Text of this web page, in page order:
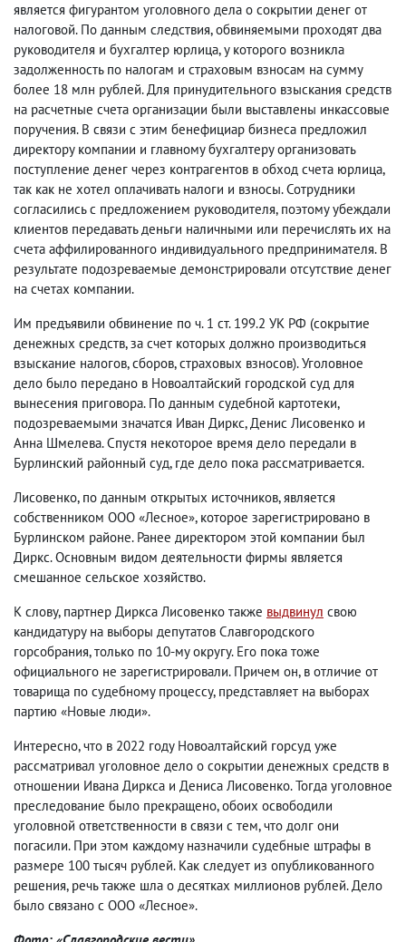
является фигурантом уголовного дела о сокрытии денег от
налоговой. По данным следствия, обвиняемыми проходят два
руководителя и бухгалтер юрлица, у которого возникла
задолженность по налогам и страховым взносам на сумму
более 18 млн рублей. Для принудительного взыскания средств
на расчетные счета организации были выставлены инкассовые
поручения. В связи с этим бенефициар бизнеса предложил
директору компании и главному бухгалтеру организовать
поступление денег через контрагентов в обход счета юрлица,
так как не хотел оплачивать налоги и взносы. Сотрудники
согласились с предложением руководителя, поэтому убеждали
клиентов передавать деньги наличными или перечислять их на
счета аффилированного индивидуального предпринимателя. В
результате подозреваемые демонстрировали отсутствие денег
на счетах компании.
Им предъявили обвинение по ч. 1 ст. 199.2 УК РФ (сокрытие
денежных средств, за счет которых должно производиться
взыскание налогов, сборов, страховых взносов). Уголовное
дело было передано в Новоалтайский городской суд для
вынесения приговора. По данным судебной картотеки,
подозреваемыми значатся Иван Диркс, Денис Лисовенко и
Анна Шмелева. Спустя некоторое время дело передали в
Бурлинский районный суд, где дело пока рассматривается.
Лисовенко, по данным открытых источников, является
собственником ООО «Лесное», которое зарегистрировано в
Бурлинском районе. Ранее директором этой компании был
Диркс. Основным видом деятельности фирмы является
смешанное сельское хозяйство.
К слову, партнер Диркса Лисовенко также выдвинул свою
кандидатуру на выборы депутатов Славгородского
горсобрания, только по 10-му округу. Его пока тоже
официального не зарегистрировали. Причем он, в отличие от
товарища по судебному процессу, представляет на выборах
партию «Новые люди».
Интересно, что в 2022 году Новоалтайский горсуд уже
рассматривал уголовное дело о сокрытии денежных средств в
отношении Ивана Диркса и Дениса Лисовенко. Тогда уголовное
преследование было прекращено, обоих освободили
уголовной ответственности в связи с тем, что долг они
погасили. При этом каждому назначили судебные штрафы в
размере 100 тысяч рублей. Как следует из опубликованного
решения, речь также шла о десятках миллионов рублей. Дело
было связано с ООО «Лесное».